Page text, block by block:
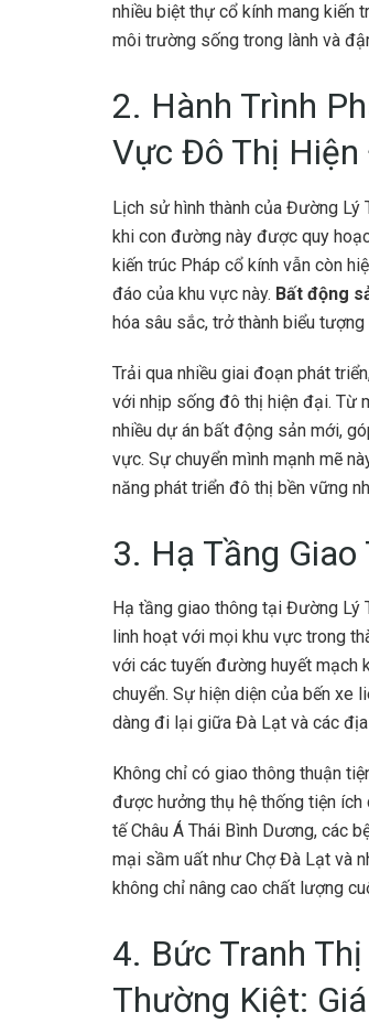
nhiều biệt thự cổ kính mang kiến
môi trường sống trong lành và
2. Hành Trình
Vực Đô Thị Hiện
Lịch sử hình thành của Đường Lý
khi con đường này được quy
kiến trúc Pháp cổ kính vẫn còn
đáo của khu vực này. Bất động
hóa sâu sắc, trở thành biểu
Trải qua nhiều giai đoạn phát
với nhịp sống đô thị hiện đại. Từ
nhiều dự án bất động sản mới,
vực. Sự chuyển mình mạnh mẽ
năng phát triển đô thị bền vững
3. Hạ Tầng
Hạ tầng giao thông tại Đường
linh hoạt với mọi khu vực trong
với các tuyến đường huyết mạch
chuyển. Sự hiện diện của bến xe
dàng đi lại giữa Đà Lạt và các
Không chỉ có giao thông thuận
được hưởng thụ hệ thống tiện
tế Châu Á Thái Bình Dương, các
mại sầm uất như Chợ Đà Lạt và
không chỉ nâng cao chất lượng
4. Bức Tranh
Thường Kiệt: